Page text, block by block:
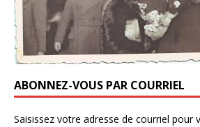
ABONNEZ-VOUS PAR COURRIEL
Saisissez votre adresse de courriel pour